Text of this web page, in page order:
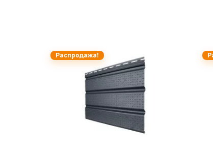
Распродажа!